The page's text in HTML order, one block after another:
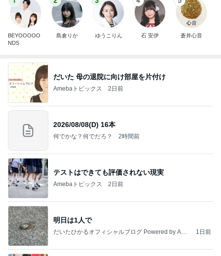
BEYOOOOO
NDS
島倉りか ゆうこりん 石 安伊 蒼井心音
だいた 母の退院に向け部屋を片付け
Amebaトピックス 2日前
2026/08/08(D) 16本
何でかな？何でだろ？ 2時間前
テストはできても評価されない現実
Amebaトピックス 2日前
明日は1人で
だいたひかるオフィシャルブログ Powered by Ame
1日前